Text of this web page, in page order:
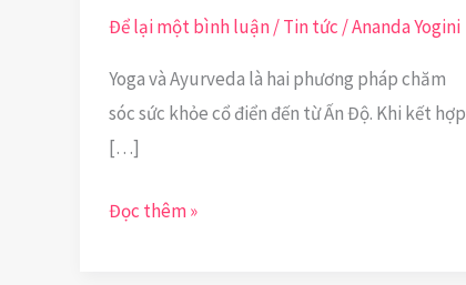
Để lại một bình luận /Tin tức /Ananda Yogini
Yoga và Ayurveda là hai phương pháp chăm
sóc sức khỏe cổ điển đến từ Ấn Độ. Khi kết hợp
[…]
Đọc thêm »